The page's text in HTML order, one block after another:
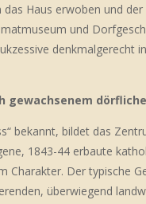
Haus erwoben und
und
denkmalgerecht
gewachsenem
bekannt, bildet das
1843-44 erbaute
Der typische
überwiegend